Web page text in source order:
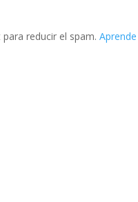
para reducir el spam.